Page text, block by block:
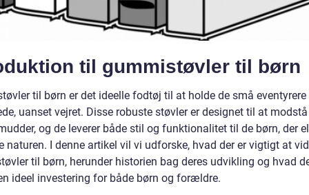
til gummistøvler til børn
til børn er det ideelle fodtøj til at holde de små eventyrere
uanset vejret. Disse robuste støvler er designet til at
og de leverer både stil og funktionalitet til de børn, der
naturen. I denne artikel vil vi udforske, hvad der er vigtigt at
til børn, herunder historien bag deres udvikling og hvad
ideel investering for både børn og forældre.